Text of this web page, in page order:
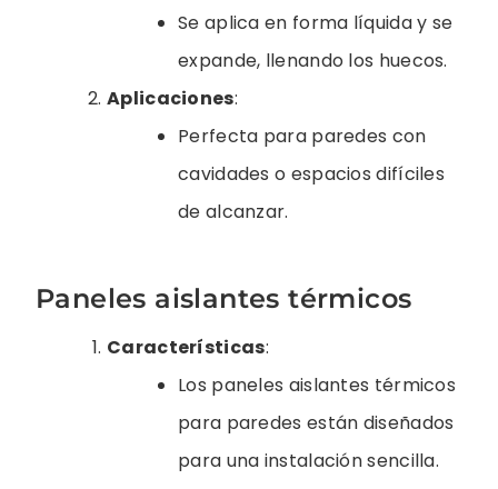
Se aplica en forma líquida y se
expande, llenando los huecos.
Aplicaciones:
Perfecta para paredes con
cavidades o espacios difíciles
de alcanzar.
Paneles aislantes térmicos
Características:
Los paneles aislantes térmicos
para paredes están diseñados
para una instalación sencilla.